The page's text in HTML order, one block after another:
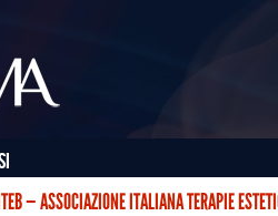
— ASSOCIAZIONE ITALIANA TERAPIE